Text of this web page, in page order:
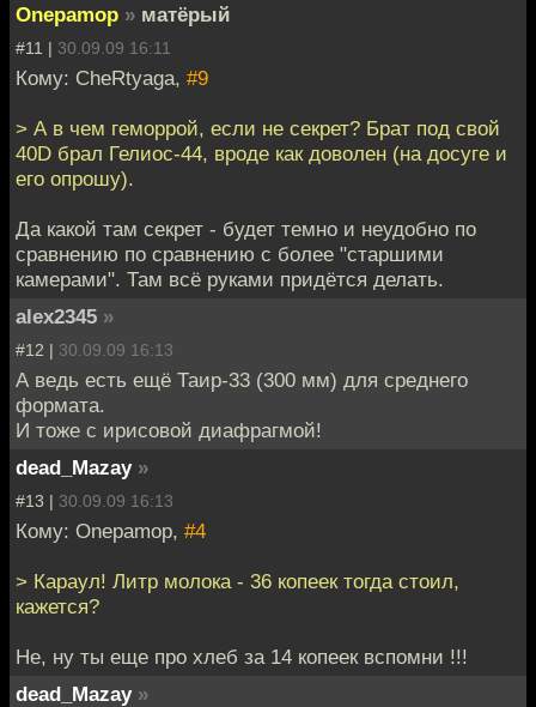
Onepamop » матёрый
#11 | 30.09.09 16:11
Кому: CheRtyaga, #9
> А в чем геморрой, если не секрет? Брат под свой
40D брал Гелиос-44, вроде как доволен (на досуге и
его опрошу).
Да какой там секрет - будет темно и неудобно по
сравнению по сравнению с более "старшими
камерами". Там всё руками придётся делать.
alex2345 »
#12 | 30.09.09 16:13
А ведь есть ещё Таир-33 (300 мм) для среднего
формата.
И тоже с ирисовой диафрагмой!
dead_Mazay »
#13 | 30.09.09 16:13
Кому: Onepamop, #4
> Караул! Литр молока - 36 копеек тогда стоил,
кажется?
Не, ну ты еще про хлеб за 14 копеек вспомни !!!
dead_Mazay »